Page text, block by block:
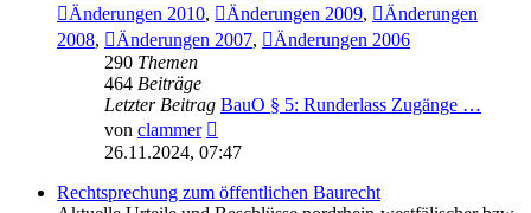
Änderungen 2010, Änderungen 2009,
Änderungen
2008, Änderungen 2007,
Änderungen 2006
290 Themen
464 Beiträge
Letzter Beitrag BauO § 5: Runderlass Zugänge …
von clammer
Beitrag
26.11.2024, 07:47
Rechtsprechung zum öffentlichen Baurecht